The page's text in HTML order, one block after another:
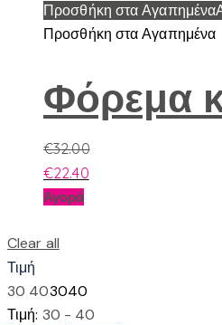
Προσθήκη στα Αγαπημένα
Προσθήκη στα Αγαπημένα
Φόρεμα
€32.00
€22.40
ΑγοράΑυτό
πολλαπλές
παραλλαγές.
Clear all
Τιμή
30 403040
Τιμή: 30 - 40